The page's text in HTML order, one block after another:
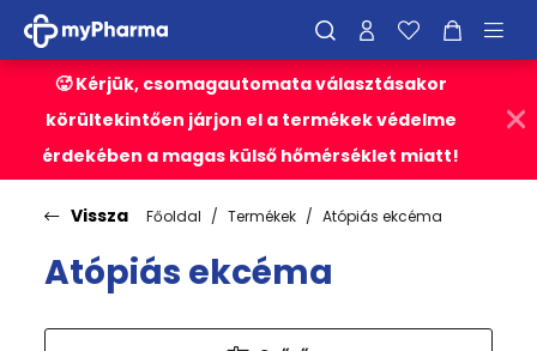
🥵 Kérjük, csomagautomata választásakor
körültekintően járjon el a termékek védelme
érdekében a magas külső hőmérséklet miatt!
Vissza Főoldal Termékek Atópiás ekcéma
Atópiás ekcéma